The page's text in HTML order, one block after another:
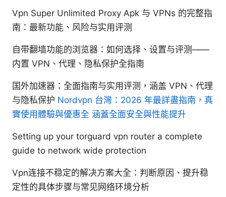
Vpn Super Unlimited Proxy Apk 与 VPNs 的完整指
南：最新功能、风险与实用评测
自带翻墙功能的浏览器：如何选择、设置与评测——
内置 VPN、代理、隐私保护全指南
国外加速器：全面指南与实用评测，涵盖 VPN、代理
与隐私保护 Nordvpn 台灣：2026 年最詳盡指南，真
實使用體驗與優惠全 涵蓋全面安全與性能提升
Setting up your torguard vpn router a complete
guide to network wide protection
Vpn连接不稳定的解决方案大全：判断原因、提升稳
定性的具体步骤与常见网络环境分析